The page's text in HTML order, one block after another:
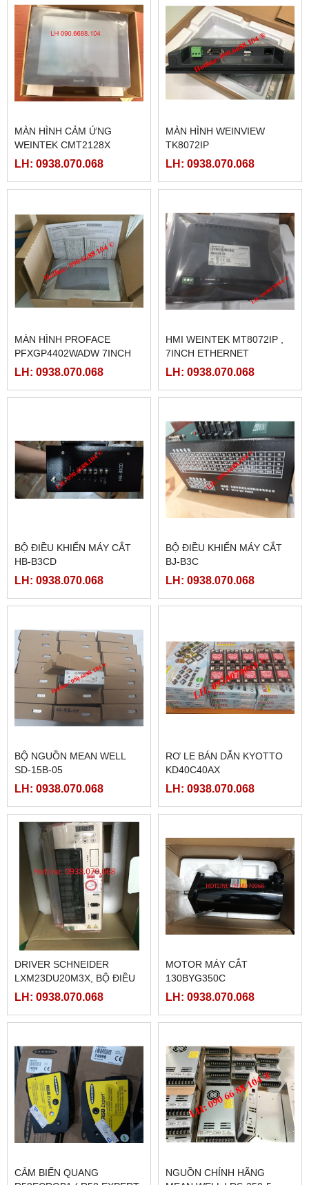
MÀN HÌNH CẢM ỨNG
WEINTEK CMT2128X
LH: 0938.070.068
MÀN HÌNH WEINVIEW
TK8072IP
LH: 0938.070.068
MÀN HÌNH PROFACE
PFXGP4402WADW 7INCH
LH: 0938.070.068
HMI WEINTEK MT8072IP ,
7INCH ETHERNET
LH: 0938.070.068
BỘ ĐIỀU KHIỂN MÁY CẮT
HB-B3CD
LH: 0938.070.068
BỘ ĐIỀU KHIỂN MÁY CẮT
BJ-B3C
LH: 0938.070.068
BỘ NGUỒN MEAN WELL
SD-15B-05
LH: 0938.070.068
RƠ LE BÁN DẪN KYOTTO
KD40C40AX
LH: 0938.070.068
DRIVER SCHNEIDER
LXM23DU20M3X, BỘ ĐIỀU
KHIỂN SERVO
LH: 0938.070.068
MOTOR MÁY CẮT
130BYG350C
LH: 0938.070.068
CẢM BIẾN QUANG
NGUỒN CHÍNH HÃNG